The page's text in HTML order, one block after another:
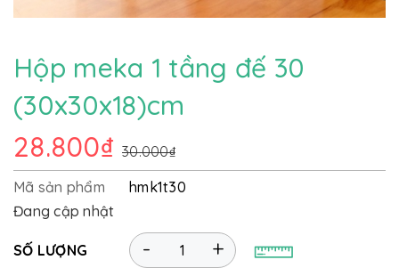
Hộp meka 1 tầng đế 30
(30x30x18)cm
28.800₫ 30.000₫
Mã sản phẩm
hmk1t30
Đang cập nhật
SỐ LƯỢNG +
-